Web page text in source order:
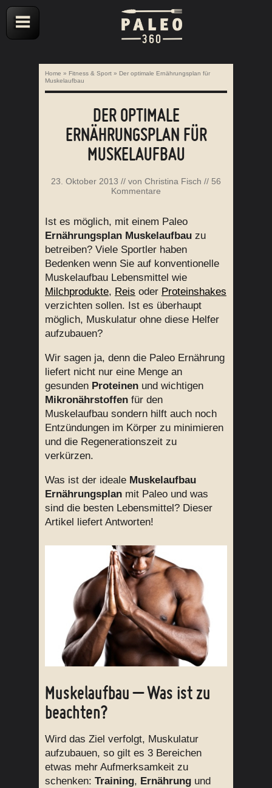
Home » Fitness & Sport » Der optimale Ernährungsplan für
Muskelaufbau
DER OPTIMALE
ERNÄHRUNGSPLAN FÜR
MUSKELAUFBAU
23. Oktober 2013 // von Christina Fisch // 56
Kommentare
Ist es möglich, mit einem Paleo
Ernährungsplan Muskelaufbau zu
betreiben? Viele Sportler haben
Bedenken wenn Sie auf konventionelle
Muskelaufbau Lebensmittel wie
Milchprodukte, Reis oder Proteinshakes
verzichten sollen. Ist es überhaupt
möglich, Muskulatur ohne diese Helfer
aufzubauen?
Wir sagen ja, denn die Paleo Ernährung
liefert nicht nur eine Menge an
gesunden Proteinen und wichtigen
Mikronährstoffen für den
Muskelaufbau sondern hilft auch noch
Entzündungen im Körper zu minimieren
und die Regenerationszeit zu
verkürzen.
Was ist der ideale Muskelaufbau
Ernährungsplan mit Paleo und was
sind die besten Lebensmittel? Dieser
Artikel liefert Antworten!
Muskelaufbau – Was ist zu
beachten?
Wird das Ziel verfolgt, Muskulatur
aufzubauen, so gilt es 3 Bereichen
etwas mehr Aufmerksamkeit zu
schenken: Training, Ernährung und